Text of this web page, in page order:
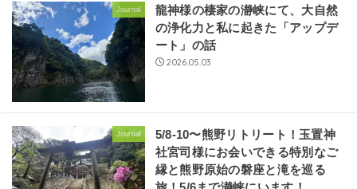
Journal
龍神様の棲家の瀞峡にて、大自然
の浄化力と私に起きた「アップデ
ート」の話
2026.05.03
Journal
5/8-10〜熊野リトリート！玉置神
社宮司様にお会いできる特別なご
縁と熊野原始の磐座と滝を巡る